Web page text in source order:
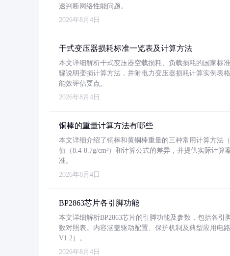
速判断网络性能问题。
2026年8月4日
干式变压器损耗标准一览表及计算方法
本文详细解析干式变压器空载损耗、负载损耗的国家标
骤说明变损计算方法，并附电力变压器损耗计算实例表
能效评估要点。
2026年8月4日
铜棒的重量计算方法有哪些
本文详细介绍了铜棒和黄铜棒重量的三种常用计算方法
值（8.4-8.7g/cm³）和计算公式的差异，并提供实际计
准。
2026年8月4日
BP2863芯片各引脚功能
本文详细解析BP2863芯片的引脚功能及参数，包括各
数对照表。内容涵盖驱动配置、保护机制及典型应用电
V1.2）。
2026年8月4日